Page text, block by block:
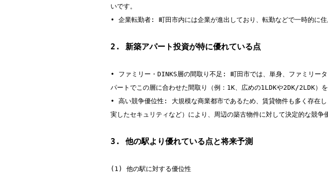
いです。
• 企業転勤者: 町田市内には企業が進出しており、転勤などで一時的に住
2. 新築アパート投資が特に優れている点
• ファミリー・DINKS層の間取り不足: 町田市では、単身、ファミリー
パートでこの層に合わせた間取り（例：1K、広めの1LDKや2DK/2LDK）
• 高い競争優位性: 大規模な商業都市であるため、賃貸物件も多く存在
実したセキュリティなど）により、周辺の築古物件に対して決定的な競争
3. 他の駅より優れている点と将来予測
(1) 他の駅に対する優位性